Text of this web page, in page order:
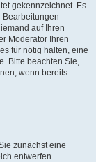
gekennzeichnet. Es
Bearbeitungen
auf Ihren
Moderator Ihren
für nötig halten, eine
Bitte beachten Sie,
wenn bereits
zunächst eine
entwerfen.